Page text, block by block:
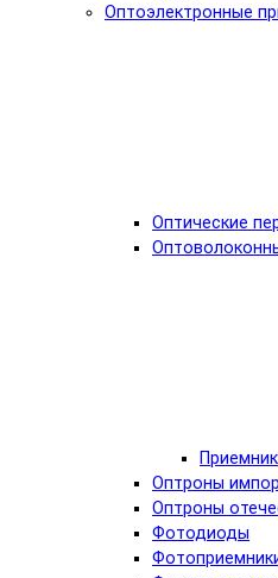
Оптоэлектронные
Оптические
Приемник
Оптроны
Оптроны
Фотодиоды